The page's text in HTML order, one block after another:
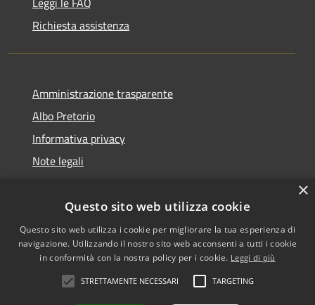
Richiesta assistenza
Amministrazione trasparente
Albo Pretorio
Informativa privacy
Note legali
Accessibilità
Copyright © 2026 • Comune di
San Martino dall'Argine •
Powered byMunicipium
×
Questo sito web utilizza cookie
Questo sito web utilizza i cookie per migliorare la tua esperienza di
navigazione. Utilizzando il nostro sito web acconsenti a tutti i cookie
in conformità con la nostra policy per i cookie. Leggi di più
STRETTAMENTE NECESSARI TARGETING